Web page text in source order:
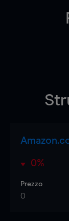
0%
Prezzo
0